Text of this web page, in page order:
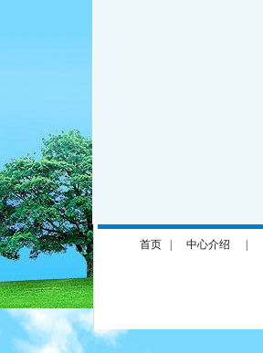
首页 中心介绍